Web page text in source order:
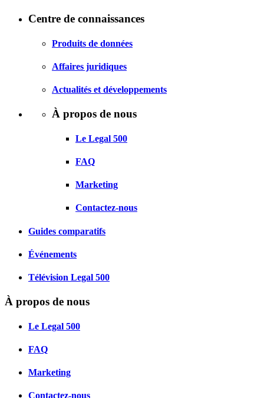
Centre de connaissances
Produits de données
Affaires juridiques
Actualités et développements
À propos de nous
Le Legal 500
FAQ
Marketing
Contactez-nous
Guides comparatifs
Événements
Télévision Legal 500
À propos de nous
Le Legal 500
FAQ
Marketing
Contactez-nous